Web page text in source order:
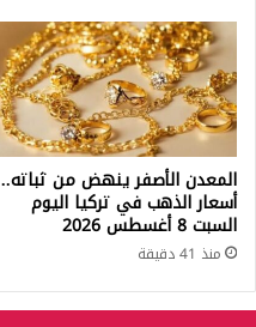
المعدن الأصفر ينهض من ثباته..
أسعار الذهب في تركيا اليوم
السبت 8 أغسطس 2026
منذ 41 دقيقة